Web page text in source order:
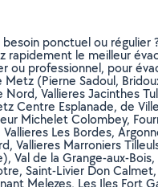
ponctuel ou régulier
rapidement le meilleur
ou professionnel, pour
(Pierne Sadoul,
Nord, Vallieres Jacinthes
Centre Esplanade, de
Michelet Colombey,
Les Bordes,
Vallieres Marroniers
Val de la Grange-aux-
Saint-Livier Don
Melezes, Les Iles Fort